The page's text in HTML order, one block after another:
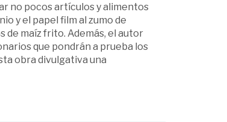
no pocos artículos y alimentos
y el papel film al zumo de
maíz frito. Además, el autor
que pondrán a prueba los
obra divulgativa una